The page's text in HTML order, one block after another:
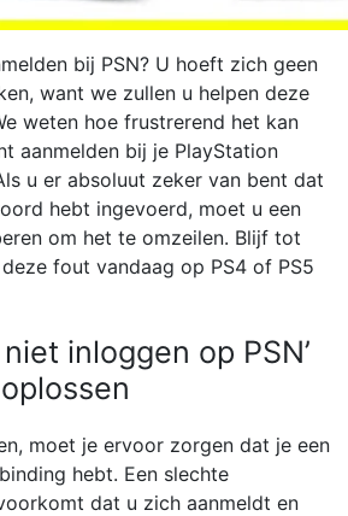
bij PSN? U hoeft zich geen
want we zullen u helpen deze
weten hoe frustrerend het kan
aanmelden bij je PlayStation
u er absoluut zeker van bent dat
hebt ingevoerd, moet u een
om het te omzeilen. Blijf tot
fout vandaag op PS4 of PS5
inloggen op PSN’
moet je ervoor zorgen dat je een
hebt. Een slechte
dat u zich aanmeldt en